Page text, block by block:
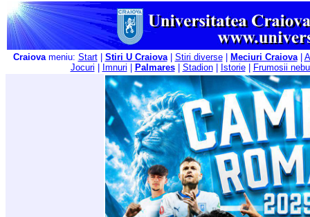
Craiovameniu: Start| Stiri U Craiova| Stiri diverse| Meciuri Craiova|
Jocuri
Imnuri Palmares| Stadion| Istorie| Frumosii